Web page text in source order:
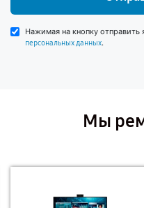
Нажимая на кнопку отправить
персональных данных.
Мы